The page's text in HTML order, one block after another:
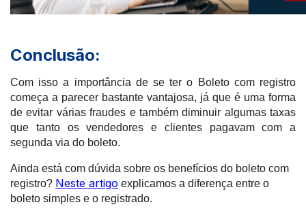
Conclusão:
Com isso a importância de se ter o Boleto com registro
começa a parecer bastante vantajosa, já que é uma forma
de evitar várias fraudes e também diminuir algumas taxas
que tanto os vendedores e clientes pagavam com a
segunda via do boleto.
Ainda está com dúvida sobre os benefícios do boleto com
registro? Neste artigo explicamos a diferença entre o
boleto simples e o registrado.